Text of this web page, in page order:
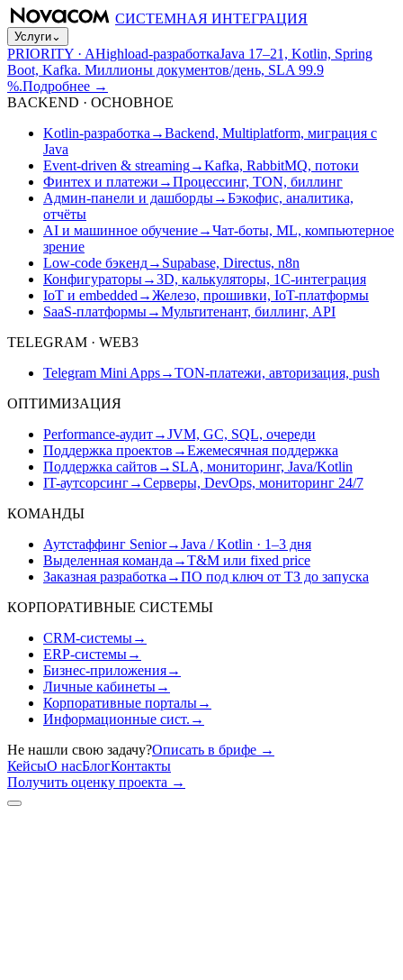
СИСТЕМНАЯ ИНТЕГРАЦИЯ
Услуги⌄
PRIORITY · AHighload-разработкаJava 17–21, Kotlin, Spring
Boot, Kafka. Миллионы документов/день, SLA 99.9
%.Подробнее →
BACKEND · ОСНОВНОЕ
Kotlin-разработка →Backend, Multiplatform, миграция с
Java
Event-driven & streaming→Kafka, RabbitMQ, потоки
Финтех и платежи →Процессинг, TON, биллинг
Админ-панели и дашборды→Бэкофис, аналитика,
отчёты
AI и машинное обучение→Чат-боты, ML, компьютерное
зрение
Low-code бэкенд→ Supabase, Directus, n8n
Конфигураторы→3D, калькуляторы, 1С-интеграция
IoT и embedded →Железо, прошивки, IoT-платформы
SaaS-платформы→Мультитенант, биллинг, API
TELEGRAM · WEB3
Telegram Mini Apps→TON-платежи, авторизация, push
ОПТИМИЗАЦИЯ
Performance-аудит→JVM, GC, SQL, очереди
Поддержка проектов →Ежемесячная поддержка
Поддержка сайтов → SLA, мониторинг, Java/Kotlin
IT-аутсорсинг→Серверы, DevOps, мониторинг 24/7
КОМАНДЫ
Аутстаффинг Senior→Java / Kotlin · 1–3 дня
Выделенная команда →T&M или fixed price
Заказная разработка →ПО под ключ от ТЗ до запуска
КОРПОРАТИВНЫЕ СИСТЕМЫ
CRM-системы→
ERP-системы→
Бизнес-приложения→
Личные кабинеты→
Корпоративные порталы→
Информационные сист. →
Не нашли свою задачу?Описать в брифе →
КейсыО насБлогКонтакты
Получить оценку проекта →